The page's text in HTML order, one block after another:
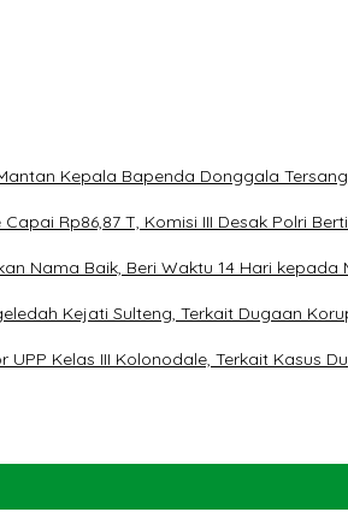
Kepala Bapenda Donggala
Rp86,87 T, Komisi III Desak Polri
Nama Baik, Beri Waktu 14 Hari
Kejati Sulteng, Terkait Dugaan
UPP Kelas III Kolonodale, Terkait Kasus